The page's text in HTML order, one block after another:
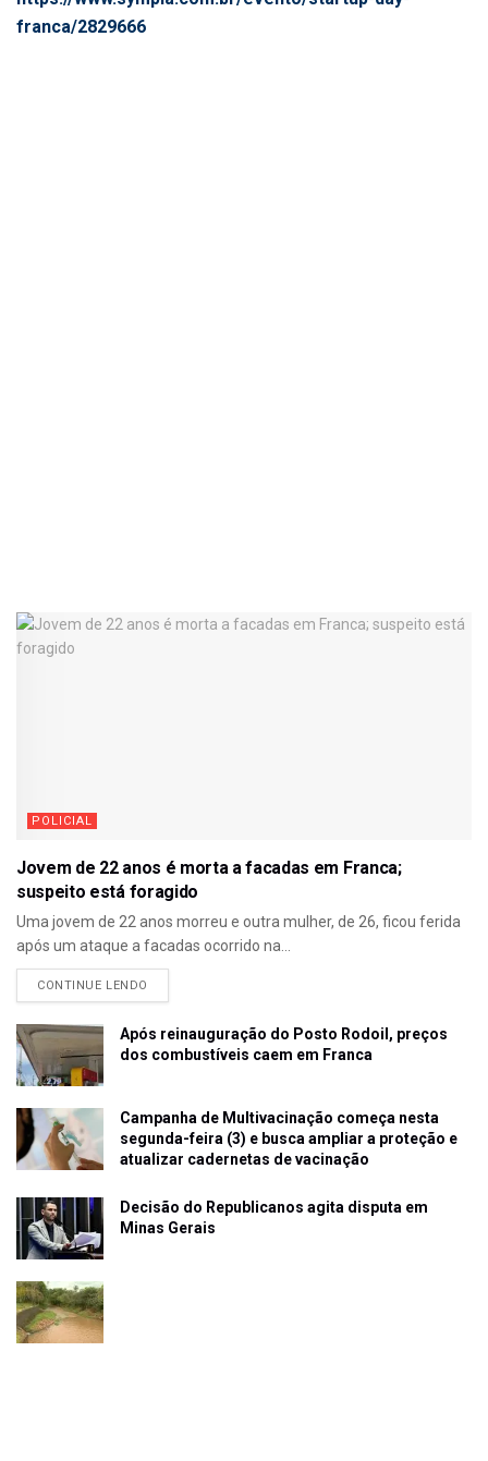
franca/2829666
POLICIAL
Jovem de 22 anos é morta a facadas em Franca;
suspeito está foragido
Uma jovem de 22 anos morreu e outra mulher, de 26, ficou ferida
após um ataque a facadas ocorrido na...
CONTINUE LENDO
Após reinauguração do Posto Rodoil, preços
dos combustíveis caem em Franca
Campanha de Multivacinação começa nesta
segunda-feira (3) e busca ampliar a proteção e
atualizar cadernetas de vacinação
Decisão do Republicanos agita disputa em
Minas Gerais